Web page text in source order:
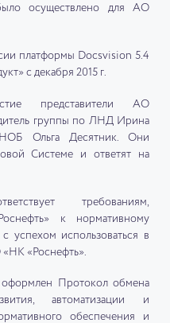
осуществлено для АО
платформы Docsvision 5.4
с декабря 2015 г.
представители АО
группы по ЛНД Ирина
Ольга Десятник. Они
Системе и ответят на
требованиям,
к нормативному
успехом использоваться в
«Роснефть».
оформлен Протокол обмена
автоматизации и
обеспечения и